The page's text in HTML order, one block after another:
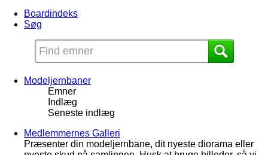
Boardindeks
Søg
Modeljernbaner
Emner
Indlæg
Seneste indlæg
Medlemmernes Galleri
Præsenter din modeljernbane, dit nyeste diorama eller